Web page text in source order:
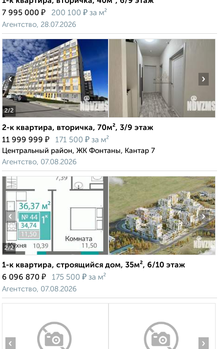
7 995 000 ₽ 200 100 ₽ за м²
Агентство, 28.07.2026
2/2
‹ ›
2-к квартира, вторичка, 70м², 3/9 этаж
11 999 999 ₽ 171 500 ₽ за м²
Центральный район, ЖК Фонтаны, Кантар 7
Агентство, 07.08.2026
2/2
‹ ›
1-к квартира, строящийся дом, 35м², 6/10 этаж
6 096 870 ₽ 175 500 ₽ за м²
Агентство, 07.08.2026
‹ ›